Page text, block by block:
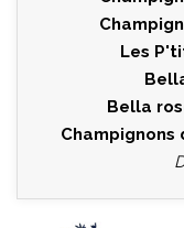
Les
Bella
Champignons